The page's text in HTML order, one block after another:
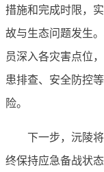
措施和完成时限，
故与生态问题发生
员深入各灾害点位
患排查、安全防控
险。
下一步，沅陵
终保持应急备战状